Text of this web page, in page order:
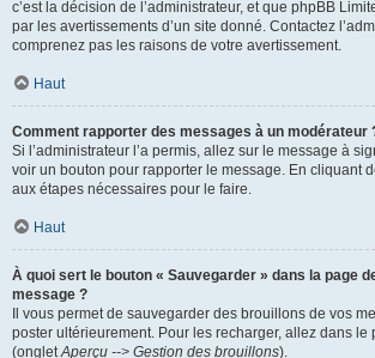
c’est la décision de l’administrateur, et que phpBB
par les avertissements d’un site donné. Contactez
comprenez pas les raisons de votre avertissement.
Haut
Comment rapporter des messages à un modérateur
Si l’administrateur l’a permis, allez sur le message à
voir un bouton pour rapporter le message. En cliquant
aux étapes nécessaires pour le faire.
Haut
À quoi sert le bouton « Sauvegarder » dans la page
message ?
Il vous permet de sauvegarder des brouillons de vos
poster ultérieurement. Pour les recharger, allez dans le
(ongletAperçu --> Gestion des brouillons).